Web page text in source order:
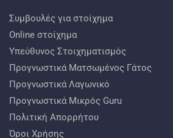
Συμβουλές για στοίχημα
Online στοίχημα
Υπεύθυνος Στοιχηματισμός
Προγνωστικά Ματσωμένος Γάτος
Προγνωστικά Λαγωνικό
Προγνωστικά Mικρός Guru
Πολιτική Απορρήτου
Όροι Χρήσης